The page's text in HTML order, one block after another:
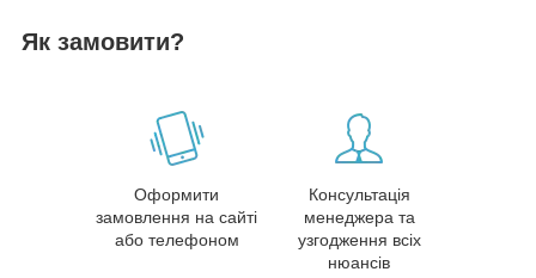
Як замовити?
Оформити
замовлення на сайті
або телефоном
Консультація
менеджера та
узгодження всіх
нюансів